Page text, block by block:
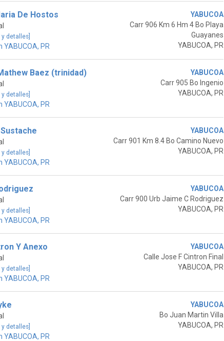
De Hostos
detalles]
PR
YABUCOA
Carr 906 Km 6 Hm 4 Bo Playa
Guayanes
YABUCOA, PR
Baez (trinidad)
detalles]
PR
YABUCOA
Carr 905 Bo Ingenio
YABUCOA, PR
detalles]
PR
YABUCOA
Carr 901 Km 8.4 Bo Camino Nuevo
YABUCOA, PR
detalles]
PR
YABUCOA
Carr 900 Urb Jaime C Rodriguez
YABUCOA, PR
Y Anexo
detalles]
PR
YABUCOA
Calle Jose F Cintron Final
YABUCOA, PR
detalles]
PR
YABUCOA
Bo Juan Martin Villa
YABUCOA, PR